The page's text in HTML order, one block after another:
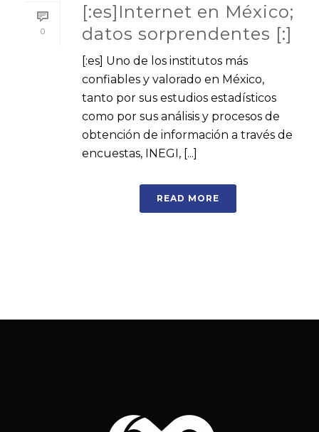
0
[:es]Internet en México;
datos sorprendentes [:]
[:es] Uno de los institutos más
confiables y valorado en México,
tanto por sus estudios estadísticos
como por sus análisis y procesos de
obtención de información a través de
encuestas, INEGI, [...]
READ MORE